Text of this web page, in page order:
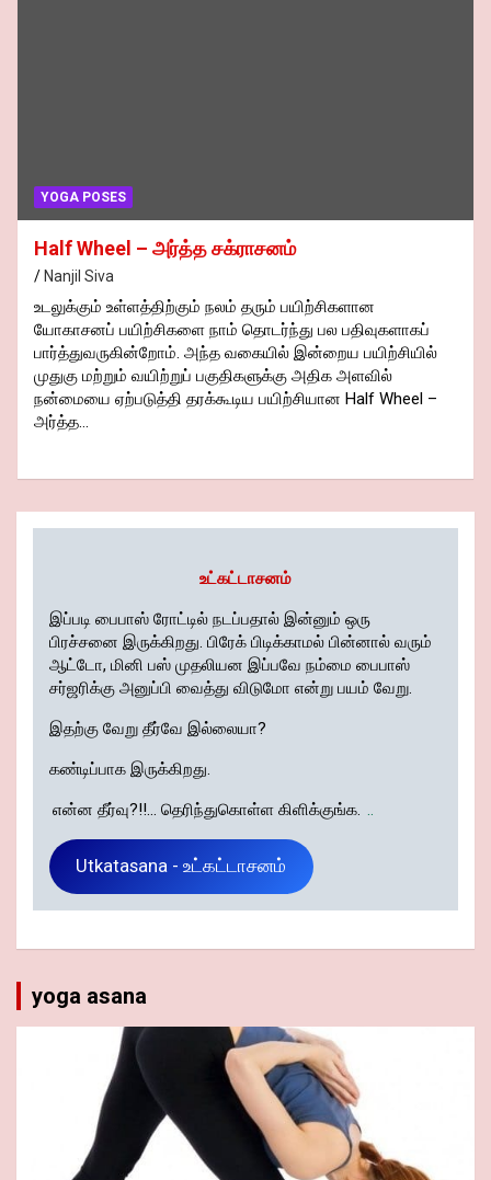
YOGA POSES
Half Wheel – அர்த்த சக்ராசனம்
Nanjil Siva
உடலுக்கும் உள்ளத்திற்கும் நலம் தரும் பயிற்சிகளான
யோகாசனப் பயிற்சிகளை நாம் தொடர்ந்து பல பதிவுகளாகப்
பார்த்துவருகின்றோம். அந்த வகையில் இன்றைய பயிற்சியில்
முதுகு மற்றும் வயிற்றுப் பகுதிகளுக்கு அதிக அளவில்
நன்மையை ஏற்படுத்தி தரக்கூடிய பயிற்சியான Half Wheel –
அர்த்த…
உட்கட்டாசனம்
இப்படி பைபாஸ் ரோட்டில் நடப்பதால் இன்னும் ஒரு
பிரச்சனை இருக்கிறது. பிரேக் பிடிக்காமல் பின்னால் வரும்
ஆட்டோ, மினி பஸ் முதலியன இப்பவே நம்மை பைபாஸ்
சர்ஜரிக்கு அனுப்பி வைத்து விடுமோ என்று பயம் வேறு.
இதற்கு வேறு தீர்வே இல்லையா?
கண்டிப்பாக இருக்கிறது.
என்ன தீர்வு?!!... தெரிந்துகொள்ள கிளிக்குங்க. ..
Utkatasana - உட்கட்டாசனம்
yoga asana